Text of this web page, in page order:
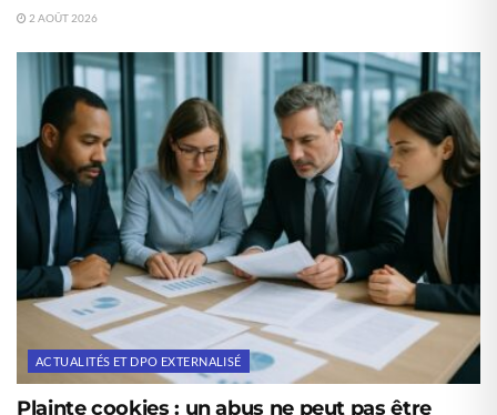
2 AOÛT 2026
ACTUALITÉS ET DPO EXTERNALISÉ
Plainte cookies : un abus ne peut pas être